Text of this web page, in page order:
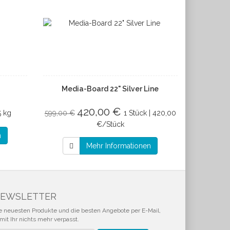
kg
Media-Board 22" Silver Line
599,00 € 420,00 € 1 Stück | 420,00
€/Stück
Mehr Informationen
neuesten Produkte und die besten Angebote per E-Mail,
Ihr nichts mehr verpasst.